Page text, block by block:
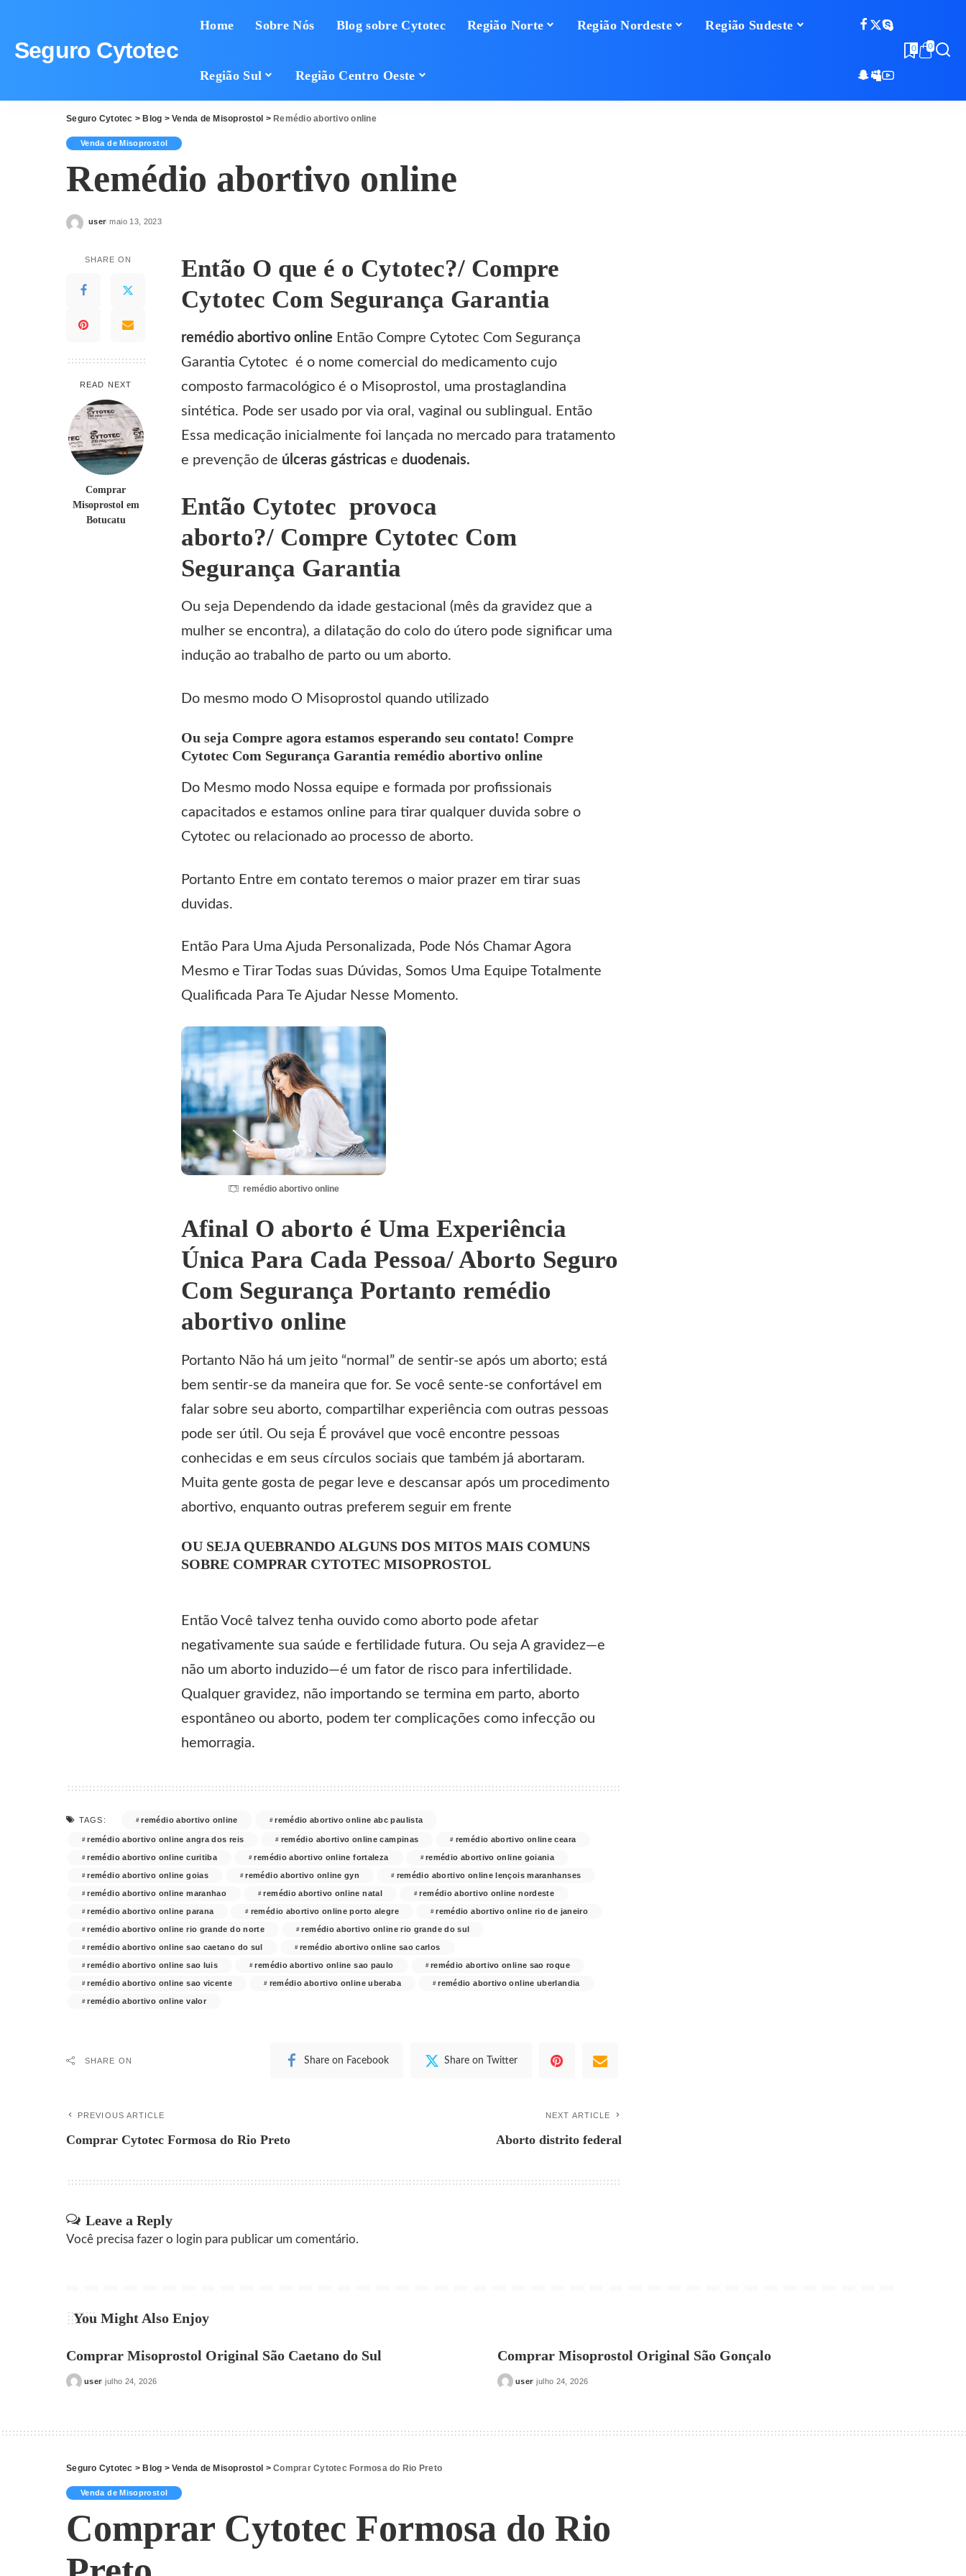
Seguro Cytotec
Home Sobre Nós Blog sobre Cytotec Região Norte Região Nordeste Região Sudeste
Região Sul Região Centro Oeste
0 0
Seguro Cytotec > Blog >Venda de Misoprostol > Remédio abortivo online
Venda de Misoprostol
Remédio abortivo online
Posted
user maio 13, 2023
SHARE ON
READ NEXT
Comprar
Misoprostol em
Botucatu
Então O que é o Cytotec?/ Compre
Cytotec Com Segurança Garantia
remédio abortivo online Então Compre Cytotec Com Segurança
Garantia Cytotec é o nome comercial do medicamento cujo
composto farmacológico é o Misoprostol, uma prostaglandina
sintética. Pode ser usado por via oral, vaginal ou sublingual. Então
Essa medicação inicialmente foi lançada no mercado para tratamento
e prevenção de úlceras gástricas e duodenais.
Então Cytotec provoca
aborto?/ Compre Cytotec Com
Segurança Garantia
Ou seja Dependendo da idade gestacional (mês da gravidez que a
mulher se encontra), a dilatação do colo do útero pode significar uma
indução ao trabalho de parto ou um aborto.
Do mesmo modo O Misoprostol quando utilizado
Ou seja Compre agora estamos esperando seu contato! Compre
Cytotec Com Segurança Garantia remédio abortivo online
Do Mesmo modo Nossa equipe e formada por profissionais
capacitados e estamos online para tirar qualquer duvida sobre o
Cytotec ou relacionado ao processo de aborto.
Portanto Entre em contato teremos o maior prazer em tirar suas
duvidas.
Então Para Uma Ajuda Personalizada, Pode Nós Chamar Agora
Mesmo e Tirar Todas suas Dúvidas, Somos Uma Equipe Totalmente
Qualificada Para Te Ajudar Nesse Momento.
remédio abortivo online
Afinal O aborto é Uma Experiência
Única Para Cada Pessoa/ Aborto Seguro
Com Segurança Portanto remédio
abortivo online
Portanto Não há um jeito “normal” de sentir-se após um aborto; está
bem sentir-se da maneira que for. Se você sente-se confortável em
falar sobre seu aborto, compartilhar experiência com outras pessoas
pode ser útil. Ou seja É provável que você encontre pessoas
conhecidas e em seus círculos sociais que também já abortaram.
Muita gente gosta de pegar leve e descansar após um procedimento
abortivo, enquanto outras preferem seguir em frente
OU SEJA QUEBRANDO ALGUNS DOS MITOS MAIS COMUNS
SOBRE COMPRAR CYTOTEC MISOPROSTOL
Então Você talvez tenha ouvido como aborto pode afetar
negativamente sua saúde e fertilidade futura. Ou seja A gravidez—e
não um aborto induzido—é um fator de risco para infertilidade.
Qualquer gravidez, não importando se termina em parto, aborto
espontâneo ou aborto, podem ter complicações como infecção ou
hemorragia.
TAGS: remédio abortivo online remédio abortivo online abc paulista
remédio abortivo online angra dos reis remédio abortivo online campinas remédio abortivo online ceara
remédio abortivo online curitiba remédio abortivo online fortaleza remédio abortivo online goiania
remédio abortivo online goias remédio abortivo online gyn remédio abortivo online lençois maranhanses
remédio abortivo online maranhao remédio abortivo online natal remédio abortivo online nordeste
remédio abortivo online parana remédio abortivo online porto alegre remédio abortivo online rio de janeiro
remédio abortivo online rio grande do norte remédio abortivo online rio grande do sul
remédio abortivo online sao caetano do sul remédio abortivo online sao carlos
remédio abortivo online sao luis remédio abortivo online sao paulo remédio abortivo online sao roque
remédio abortivo online sao vicente remédio abortivo online uberaba remédio abortivo online uberlandia
remédio abortivo online valor
SHARE ON Share on Facebook Share on Twitter
PREVIOUS ARTICLE
Comprar Cytotec Formosa do Rio Preto
NEXT ARTICLE
Aborto distrito federal
Leave a Reply
Você precisa fazer o login para publicar um comentário.
You Might Also Enjoy
Comprar Misoprostol Original São Caetano do Sul
Posted
user julho 24, 2026
Comprar Misoprostol Original São Gonçalo
Posted
user julho 24, 2026
Seguro Cytotec > Blog >Venda de Misoprostol >Comprar Cytotec Formosa do Rio Preto
Venda de Misoprostol
Comprar Cytotec Formosa do Rio